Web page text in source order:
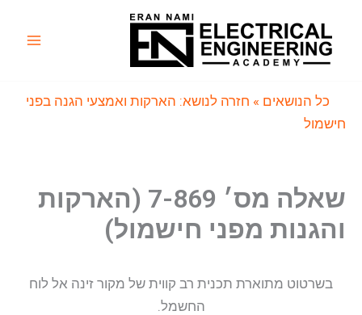
כל הנושאים » חזרה לנושא: הארקות ואמצעי הגנה בפני
חישמול
שאלה מס׳ 7-869 (הארקות
והגנות מפני חישמול)
בשרטוט מתוארת תכנית רב קווית של מקור זינה אל לוח
החשמל.